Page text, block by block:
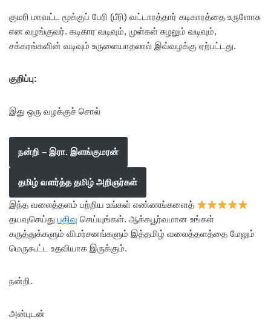
குமரி மாவட்ட மூக்குப் பேரி (பீரி) வட்டாரத்தார் கடிகாரத்தை உருளோசு
என வழங்குவர். கடிகார வடிவும், முள்கள் சுழலும் வடிவும்,
சக்கரங்களின் வடிவும் உருளையாதலால் இவ்வழக்கு ஏற்பட்டது.
குறிப்பு:
இது ஒரு வழக்குச் சொல்
நன்றி – இரா. இளங்குமரன்
தமிழ் வளர்த்த தமிழ் அறிஞர்கள்
இந்த வலைத்தளம் பற்றிய உங்கள் எண்ணங்களைத்
தயவுசெய்து பதிவு செய்யுங்கள். ஆக்கபூர்வமான உங்கள்
கருத்துக்களும் விமர்சனங்களும் இத்தமிழ் வலைத்தளத்தை மேலும்
மெருகூட்ட உதவியாக இருக்கும்.
நன்றி.
அன்புடன்